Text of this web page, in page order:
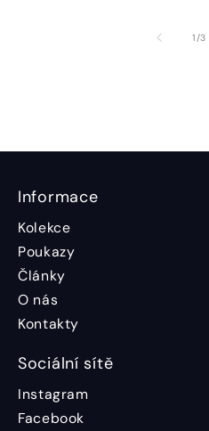
1/z3
Informace
Kolekce
Poukazy
Články
O nás
Kontakty
Sociální sítě
Instagram
Facebook